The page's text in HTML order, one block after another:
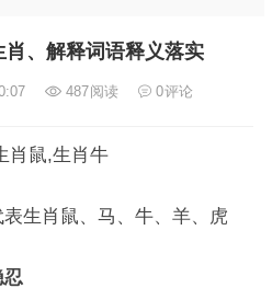
、解释词语释义落实
487阅读 0评论
肖鼠,生肖牛
生肖鼠、马、牛、羊、虎
忍